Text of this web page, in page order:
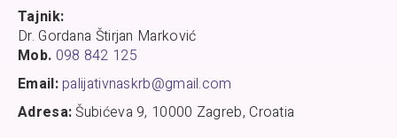
Tajnik:
Dr. Gordana Štirjan Marković
Mob. 098 842 125
Email:palijativnaskrb@gmail.com
Adresa:Šubićeva 9, 10000 Zagreb, Croatia